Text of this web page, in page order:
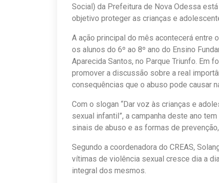
Social) da Prefeitura de Nova Odessa está
objetivo proteger as crianças e
A ação principal do mês acontecerá entre
os alunos do 6º ao 8º ano do Ensino
Aparecida Santos, no Parque Triunfo. Em
promover a discussão sobre a real
consequências que o abuso pode causar
Com o slogan “Dar voz às crianças e
sexual infantil”, a campanha deste ano
sinais de abuso e as formas de
Segundo a coordenadora do CREAS,
vítimas de violência sexual cresce dia a
integral dos mesmos.